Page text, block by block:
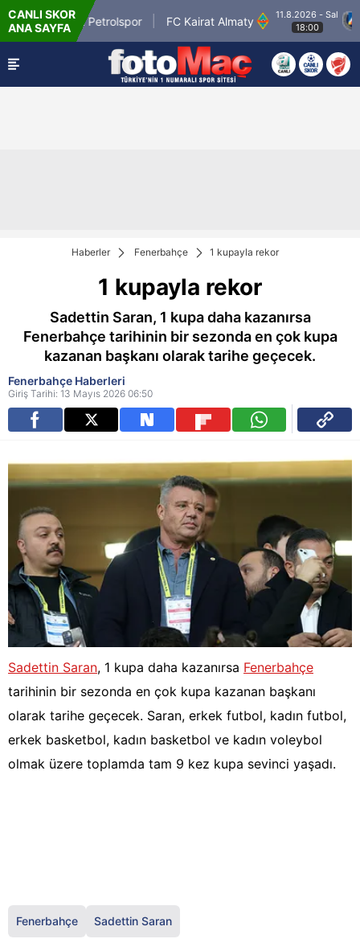
CANLI SKOR
ANA SAYFA
Batman Petrolspor FC Kairat Almaty
11.8.2026 - Sal
18:00
Haberler Fenerbahçe 1 kupayla rekor
1 kupayla rekor
Sadettin Saran, 1 kupa daha kazanırsa
Fenerbahçe tarihinin bir sezonda en çok kupa
kazanan başkanı olarak tarihe geçecek.
Fenerbahçe Haberleri
Giriş Tarihi: 13 Mayıs 2026 06:50
Sadettin Saran, 1 kupa daha kazanırsa Fenerbahçe
tarihinin bir sezonda en çok kupa kazanan başkanı
olarak tarihe geçecek. Saran, erkek futbol, kadın futbol,
erkek basketbol, kadın basketbol ve kadın voleybol
olmak üzere toplamda tam 9 kez kupa sevinci yaşadı.
Fenerbahçe Sadettin Saran